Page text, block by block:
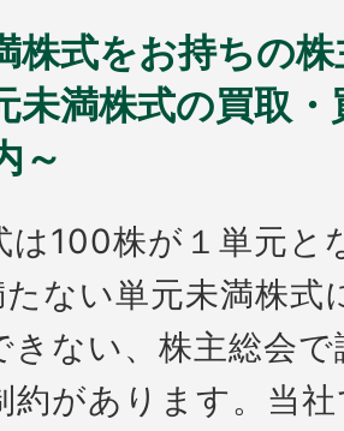
株式をお持ちの
未満株式の買取
～
は100株が１単元と
ない単元未満株式
きない、株主総会
約があります。当